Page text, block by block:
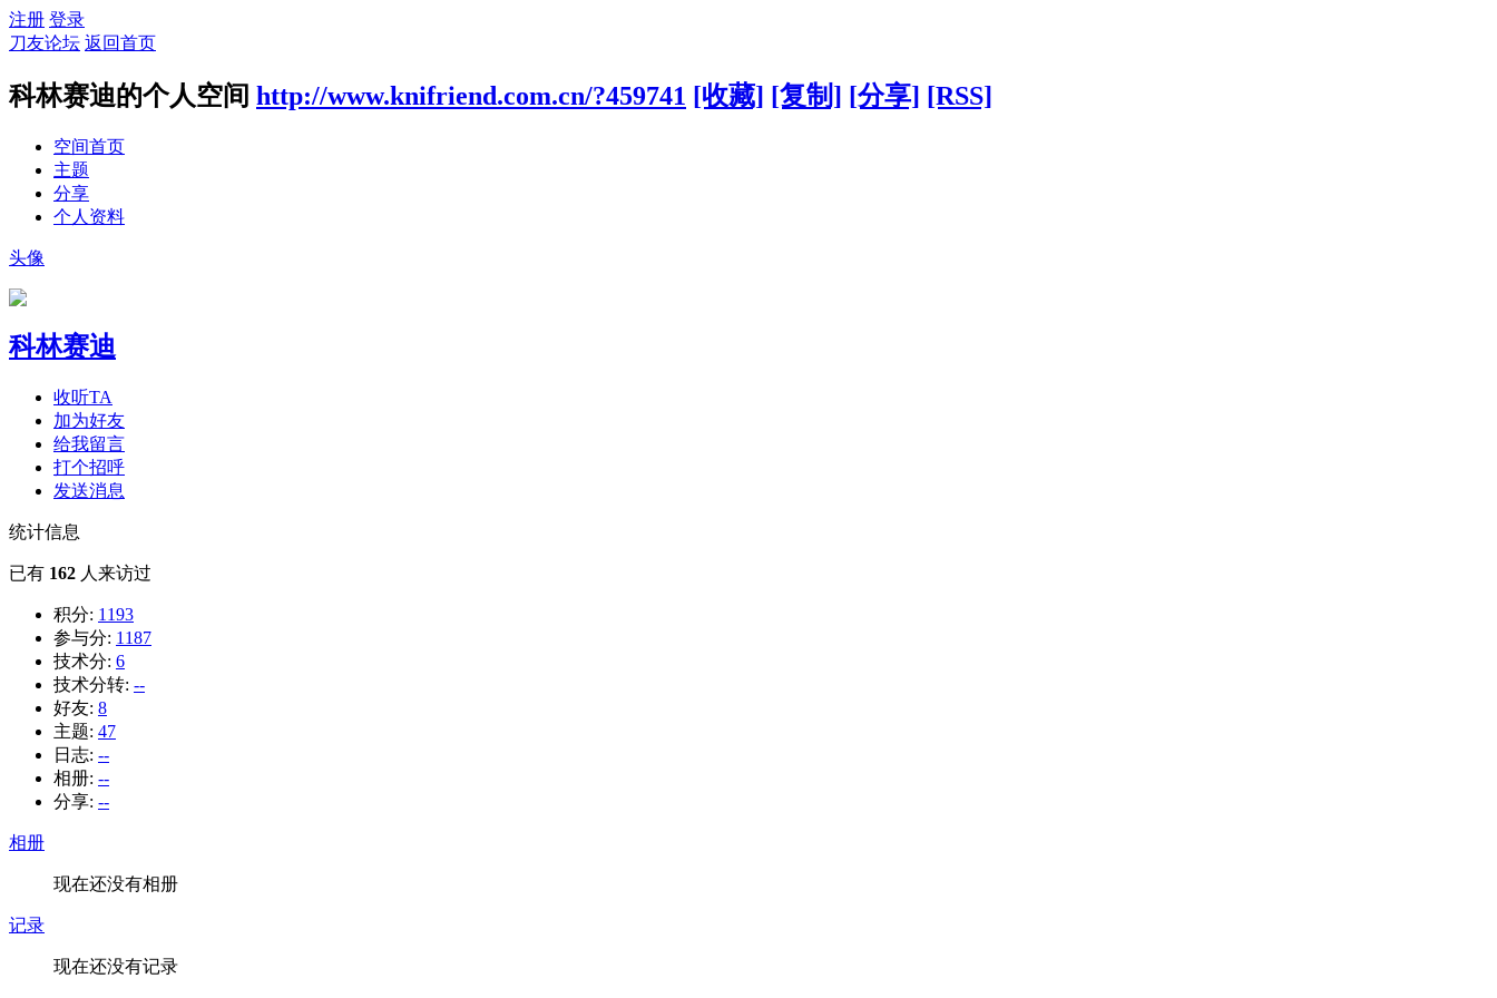
注册 登录
刀友论坛 返回首页
科林赛迪的个人空间 http://www.knifriend.com.cn/?459741 [收藏] [复制] [分享] [RSS]
空间首页
主题
分享
个人资料
头像
科林赛迪
收听TA
加为好友
给我留言
打个招呼
发送消息
统计信息
已有 162 人来访过
积分: 1193
参与分: 1187
技术分: 6
技术分转: --
好友: 8
主题: 47
日志: --
相册: --
分享: --
相册
现在还没有相册
记录
现在还没有记录